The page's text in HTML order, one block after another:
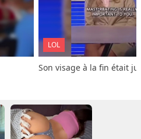
LOL
Son visage à la fin était